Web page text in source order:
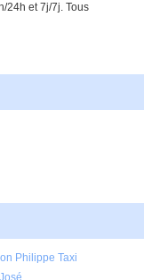
24h et 7j/7j. Tous
Philippe Taxi